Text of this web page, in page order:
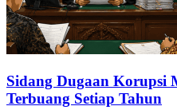
Sidang Dugaan Korupsi
Terbuang Setiap Tahun